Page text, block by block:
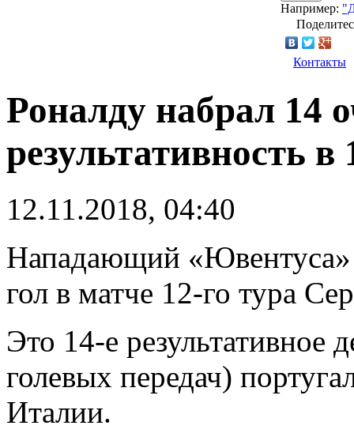
Например:
Контакты
Роналду набрал 14
результативность
12.11.2018, 04:40
Нападающий
гол в матче 12-го тура
Это 14-е результативное
голевых передач)
Италии.